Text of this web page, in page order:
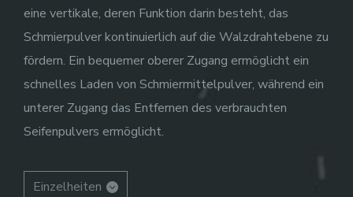
eine vertikale, deren Funktion darin besteht, das
Schmierpulver kontinuierlich auf die Walzdrahtebene zu
fördern. Ein bequemer oberer Zugang ermöglicht ein
schnelles Laden von Schmiermittelpulver, während ein
unterer Zugang das Entfernen des verbrauchten
Seifenpulvers ermöglicht.
Einzelheiten